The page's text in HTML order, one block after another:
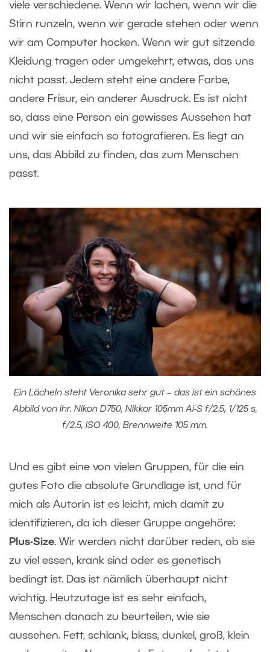
viele verschiedene. Wenn wir lachen, wenn wir die
Stirn runzeln, wenn wir gerade stehen oder wenn
wir am Computer hocken. Wenn wir gut sitzende
Kleidung tragen oder umgekehrt, etwas, das uns
nicht passt. Jedem steht eine andere Farbe,
andere Frisur, ein anderer Ausdruck. Es ist nicht
so, dass eine Person ein gewisses Aussehen hat
und wir sie einfach so fotografieren. Es liegt an
uns, das Abbild zu finden, das zum Menschen
passt.
Ein Lächeln steht Veronika sehr gut – das ist ein schönes
Abbild von ihr. Nikon D750, Nikkor 105mm Ai-S f/2.5, 1/125 s,
f/2.5, ISO 400, Brennweite 105 mm.
Und es gibt eine von vielen Gruppen, für die ein
gutes Foto die absolute Grundlage ist, und für
mich als Autorin ist es leicht, mich damit zu
identifizieren, da ich dieser Gruppe angehöre:
Plus-Size. Wir werden nicht darüber reden, ob sie
zu viel essen, krank sind oder es genetisch
bedingt ist. Das ist nämlich überhaupt nicht
wichtig. Heutzutage ist es sehr einfach,
Menschen danach zu beurteilen, wie sie
aussehen. Fett, schlank, blass, dunkel, groß, klein